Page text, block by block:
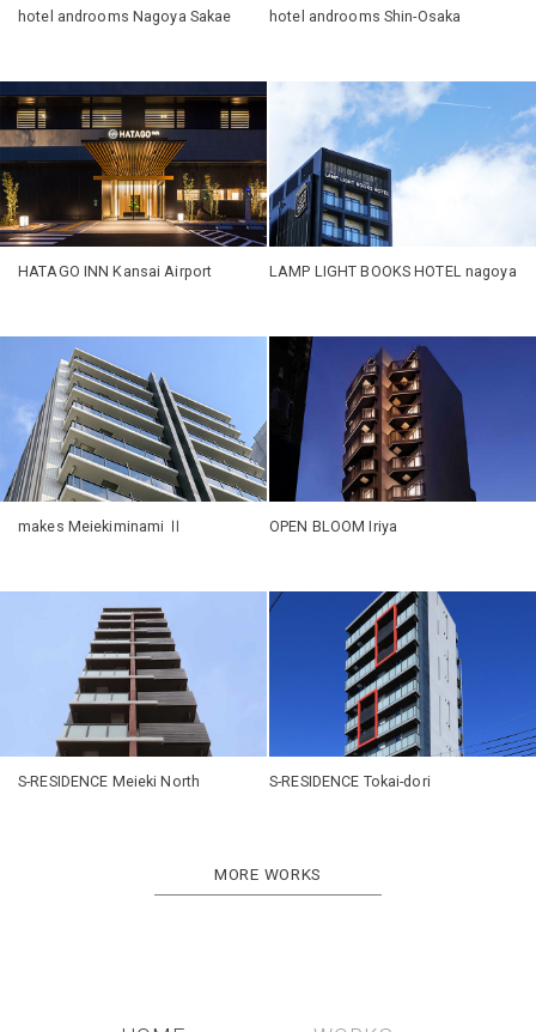
hotel androoms Nagoya Sakae hotel androoms Shin-Osaka
HATAGO INN Kansai Airport LAMP LIGHT BOOKS HOTEL nagoya
makes Meiekiminami Ⅱ OPEN BLOOM Iriya
S-RESIDENCE Meieki North S-RESIDENCE Tokai-dori
MORE WORKS